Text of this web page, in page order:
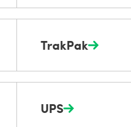
TrakPak
UPS